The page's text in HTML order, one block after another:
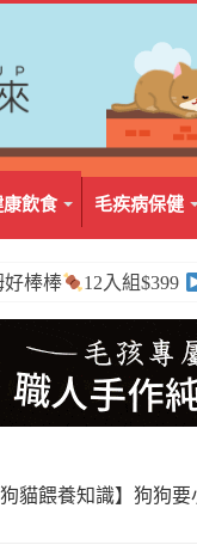
康飲食 毛疾病保健
好棒棒 12入組$399
狗貓餵養知識】狗狗